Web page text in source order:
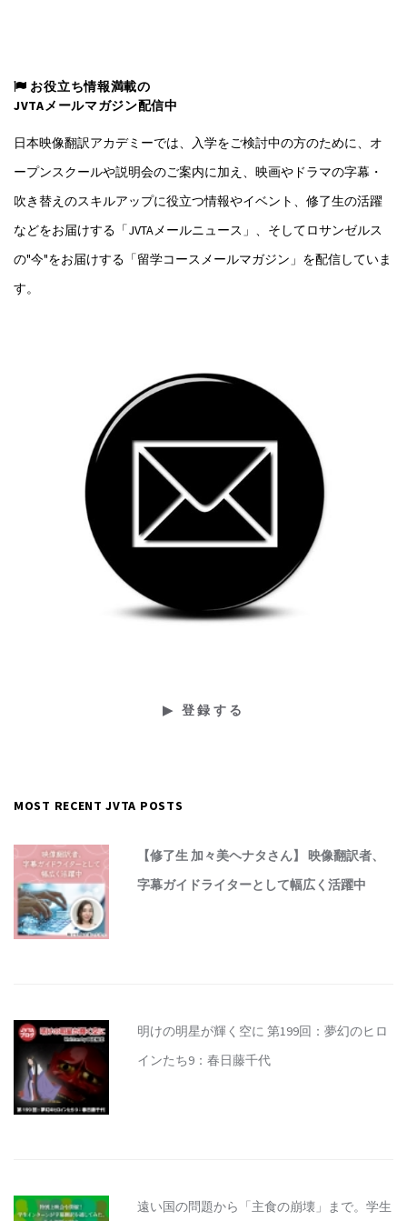
お役立ち情報満載の
JVTAメールマガジン配信中
日本映像翻訳アカデミーでは、入学をご検討中の方のために、オ
ープンスクールや説明会のご案内に加え、映画やドラマの字幕・
吹き替えのスキルアップに役立つ情報やイベント、修了生の活躍
などをお届けする「JVTAメールニュース」、そしてロサンゼルス
の"今"をお届けする「留学コースメールマガジン」を配信していま
す。
MOST RECENT JVTA POSTS
【修了生 加々美ヘナタさん】 映像翻訳者、
字幕ガイドライターとして幅広く活躍中
明けの明星が輝く空に 第199回：夢幻のヒロ
インたち9：春日藤千代
遠い国の問題から「主食の崩壊」まで。学生